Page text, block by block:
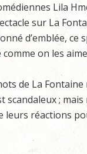
Lila
sur La
d’emblée, ce
on les
de La Fontaine
;
leurs réactions